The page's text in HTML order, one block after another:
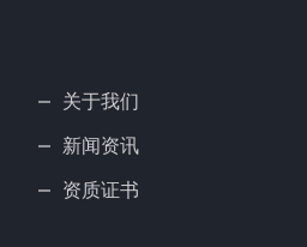
关于我们
新闻资讯
资质证书